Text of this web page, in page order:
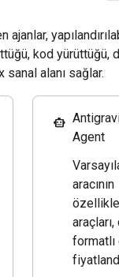
kod
alanı sağlar.
smart_toy
Agent
aracının